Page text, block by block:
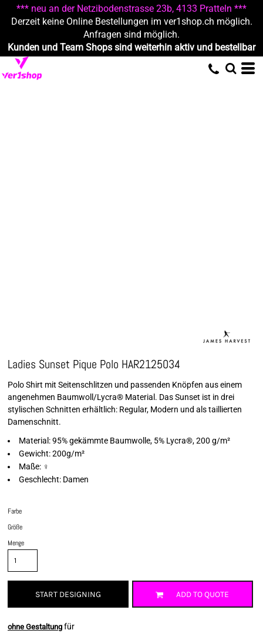
*** neu an der Netzibodenstrasse 23b, 4133 Pratteln ***
Derzeit keine Online Bestellungen im ver1shop.ch möglich.
Anfragen sind möglich.
Kunden und Team Shops sind weiterhin aktiv und bestellbar
Ladies Sunset Pique Polo HAR2125034
Polo Shirt mit Seitenschlitzen und passenden Knöpfen aus einem
angenehmen Baumwoll/Lycra® Material. Das Sunset ist in drei
stylischen Schnitten erhältlich: Regular, Modern und als taillierten
Damenschnitt.
Material: 95% gekämmte Baumwolle, 5% Lycra®, 200 g/m²
Gewicht: 200g/m²
Maße: ♀
Geschlecht: Damen
Farbe
Größe
Menge
START DESIGNING ADD TO QUOTE
ohne Gestaltung für